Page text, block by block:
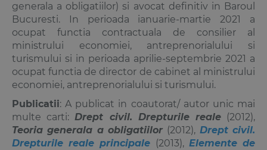
generala a obligatiilor) si avocat definitiv in Baroul
Bucuresti. In perioada ianuarie-martie 2021 a
ocupat functia contractuala de consilier al
ministrului economiei, antreprenorialului si
turismului si in perioada aprilie-septembrie 2021 a
ocupat functia de director de cabinet al ministrului
economiei, antreprenorialului si turismului.
Publicatii: A publicat in coautorat/ autor unic mai
multe carti:Drept civil. Drepturile reale(2012),
Teoria generala a obligatiilor (2012), Drept civil.
Drepturile reale principale (2013), Elemente de